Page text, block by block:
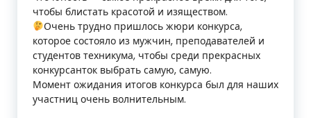
чтобы блистать красотой и изяществом.
Очень трудно пришлось жюри конкурса,
которое состояло из мужчин, преподавателей и
студентов техникума, чтобы среди прекрасных
конкурсанток выбрать самую, самую.
Момент ожидания итогов конкурса был для наших
участниц очень волнительным.